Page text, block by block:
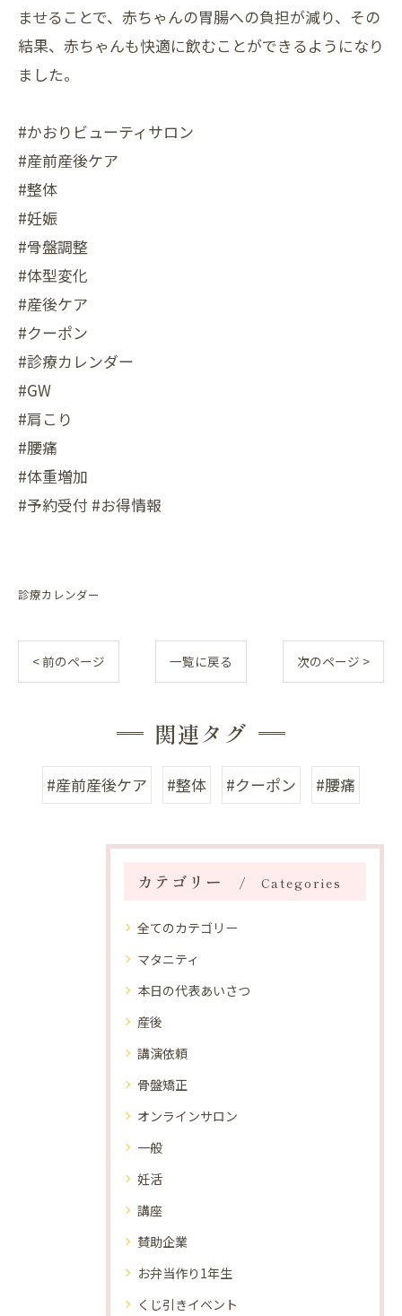
ませることで、赤ちゃんの胃腸への負担が減り、その
結果、赤ちゃんも快適に飲むことができるようになり
ました。
#かおりビューティサロン
#産前産後ケア
#整体
#妊娠
#骨盤調整
#体型変化
#産後ケア
#クーポン
#診療カレンダー
#GW
#肩こり
#腰痛
#体重増加
#予約受付 #お得情報
診療カレンダー
< 前のページ 一覧に戻る 次のページ >
関連タグ
#産前産後ケア #整体 #クーポン #腰痛
カテゴリー Categories
全てのカテゴリー
マタニティ
本日の代表あいさつ
産後
講演依頼
骨盤矯正
オンラインサロン
一般
妊活
講座
賛助企業
お弁当作り1年生
くじ引きイベント